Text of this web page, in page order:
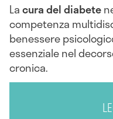
Lacura del diabete
competenza
benessere
essenziale nel
cronica.